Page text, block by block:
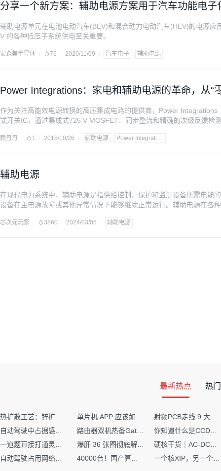
分享一个新方案：辅助电源方案用于汽车功能电子
辅助电源单元在电池电动汽车(BEV)和混合动力电动汽车(HEV)的电源
V 的各种低压子系统供电至关重要。
安森美半导体 76 2020/11/09 汽车电子 辅助电源
Power Integrations：家电和辅助电源的革命，从“
作为关注高能效电源转换的高压集成电路的提供商，Power
式开关IC，通过集成式725 V MOSFET、同步整流和精确的次级反馈检
赖丹丹 1 2015/10/26 辅助电源 Power Integrations
辅助电源
在现代电力系统中，辅助电源是指供给控制、保护和监测设备所需电能
设备在主电源故障或其他异常情况下能够继续正常运行。辅助电源在各
芯次元玩家 3860 2024/03/05 辅助电源
最新热点 热